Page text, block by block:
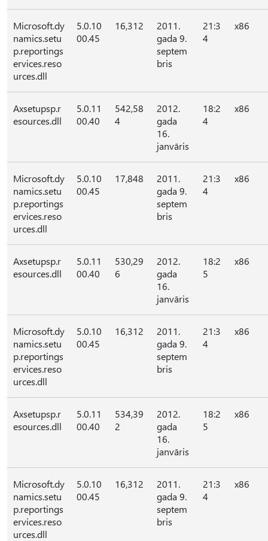
Microsoft.dy
namics.setu
p.reportings
ervices.reso
urces.dll
5.0.10
00.45
16,312
2011.
gada 9.
septem
bris
21:3
4
x86
Axsetupsp.r
esources.dll
5.0.11
00.40
542,58
4
2012.
gada
16.
janvāris
18:2
4
x86
Microsoft.dy
namics.setu
p.reportings
ervices.reso
urces.dll
5.0.10
00.45
17,848
2011.
gada 9.
septem
bris
21:3
4
x86
Axsetupsp.r
esources.dll
5.0.11
00.40
530,29
6
2012.
gada
16.
janvāris
18:2
5
x86
Microsoft.dy
namics.setu
p.reportings
ervices.reso
urces.dll
5.0.10
00.45
16,312
2011.
gada 9.
septem
bris
21:3
4
x86
Axsetupsp.r
esources.dll
5.0.11
00.40
534,39
2
2012.
gada
16.
janvāris
18:2
5
x86
Microsoft.dy
namics.setu
p.reportings
ervices.reso
urces.dll
5.0.10
00.45
16,312
2011.
gada 9.
septem
bris
21:3
4
x86